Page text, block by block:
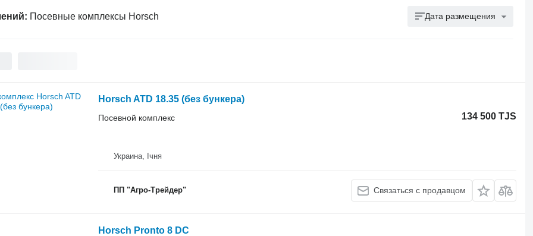
Посевные комплексы Horsch Дата размещения
Horsch ATD 18.35 (без бункера)
134 500 TJS
Посевной комплекс
Украина, Ічня
ПП "Агро-Трейдер" Связаться с продавцом
Horsch Pronto 8 DC